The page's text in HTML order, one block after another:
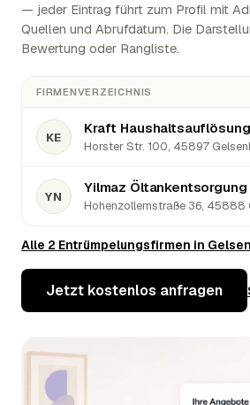
— jeder Eintrag führt zum Profil mit
Quellen und Abrufdatum. Die
Bewertung oder Rangliste.
FIRMENVERZEICHNIS
KE
YN
Yilmaz Öltankentsorgung
Alle 2 Entrümpelungsfirmen in
Jetzt kostenlos anfragen